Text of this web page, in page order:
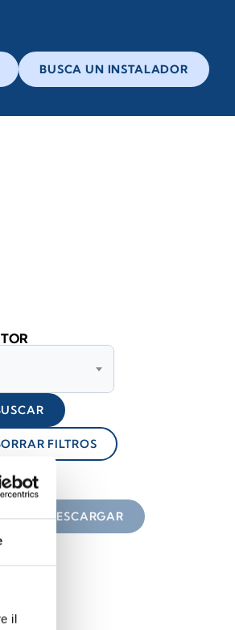
il
BUSCA UN INSTALADOR
DESCARGAR
FILTROS